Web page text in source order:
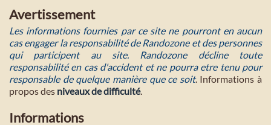
Avertissement
Les informations fournies par ce site ne pourront en aucun
cas engager la responsabilité de Randozone et des personnes
qui participent au site. Randozone décline toute
responsabilité en cas d'accident et ne pourra etre tenu pour
responsable de quelque manière que ce soit. Informations à
propos des niveaux de difficulté.
Informations